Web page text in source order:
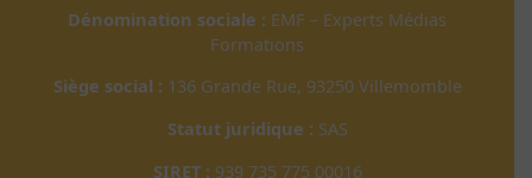
Dénomination sociale : EMF – Experts Médias
Formations
Siège social : 136 Grande Rue, 93250 Villemomble
Statut juridique : SAS
SIRET : 939 735 775 00016